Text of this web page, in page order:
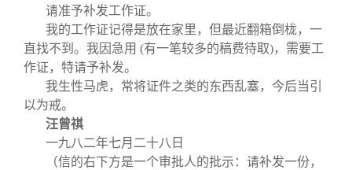
终身学习
信息化服务
校友总会
总会简介
关闭
请准予补发工作证。
我的工作证记得是放在家里，但最近翻箱倒栊，一
直找不到。我因急用 (有一笔较多的稿费待取)，需要工
作证，特请予补发。
我生性马虎，常将证件之类的东西乱塞，今后当引
以为戒。
汪曾祺
一九八二年七月二十八日
（信的右下方是一个审批人的批示：请补发一份，